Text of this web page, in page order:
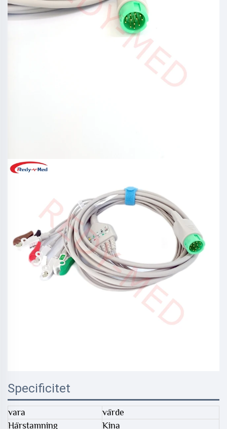
Specificitet
vara
värde
Härstamning
Kina